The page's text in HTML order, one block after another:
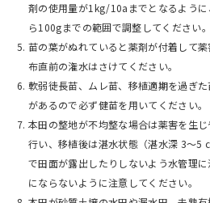
剤の使用量が1kg/10aまでとなるよう
ら100gまでの範囲で調整してください。
苗の葉がぬれていると薬剤が付着して
布直前の潅水はさけてください。
軟弱徒長苗、ムレ苗、移植適期を過ぎ
があるので必ず健苗を用いてください。
本田の整地が不均整な場合は薬害を生
行い、移植後は湛水状態（湛水深 3～5
で田面が露出したりしないよう水管理
にならないように注意してください。